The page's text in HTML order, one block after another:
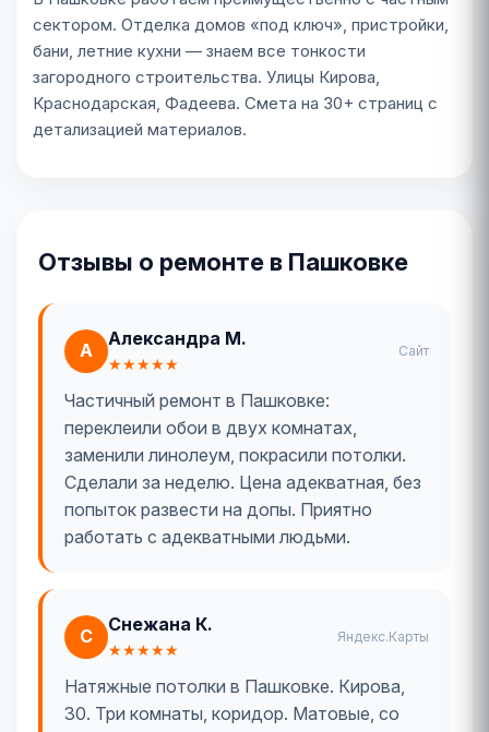
сектором. Отделка домов «под ключ», пристройки,
бани, летние кухни — знаем все тонкости
загородного строительства. Улицы Кирова,
Краснодарская, Фадеева. Смета на 30+ страниц с
детализацией материалов.
Отзывы о ремонте в Пашковке
А
Александра М.
★★★★★
Сайт
Частичный ремонт в Пашковке:
переклеили обои в двух комнатах,
заменили линолеум, покрасили потолки.
Сделали за неделю. Цена адекватная, без
попыток развести на допы. Приятно
работать с адекватными людьми.
С
Снежана К.
★★★★★
Яндекс.Карты
Натяжные потолки в Пашковке. Кирова,
30. Три комнаты, коридор. Матовые, со